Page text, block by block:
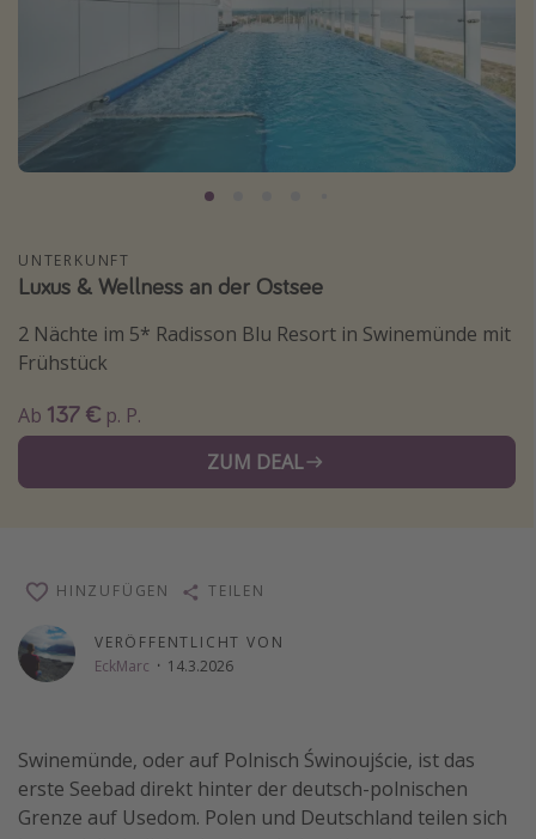
Bodensee Urlaub
Gozo Urlaub
Normandie Urlaub
St. Lucia Urlaub
Kefalonia Urlaub
Krabi Urlaub
Tulum Urlaub
Sri Lanka Rundreise
Japan Rundreise
Wellnessurlaub
Disneyland Paris
Roadtrips
Singlereisen
Strandurlaub
Gruppenreisen
UNTERKUNFT
Luxus & Wellness an der Ostsee
2 Nächte im 5* Radisson Blu Resort in Swinemünde mit
Frühstück
Ab 137 € p. P.
ZUM DEAL
VERÖFFENTLICHT VON
EckMarc · 14.3.2026
HINZUFÜGEN TEILEN
Swinemünde, oder auf Polnisch Świnoujście, ist das
erste Seebad direkt hinter der deutsch-polnischen
Grenze auf Usedom. Polen und Deutschland teilen sich